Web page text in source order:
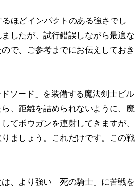
ほどインパクトのある強さでし
したが、試行錯誤しながら最適な
で、ご参考までにお伝えしておき
ソード」を装備する魔法剣士ビル
、距離を詰められないように、魔
てボウガンを連射してきますが、
ましょう。これだけです。この戦
、より強い「死の騎士」に苦戦を